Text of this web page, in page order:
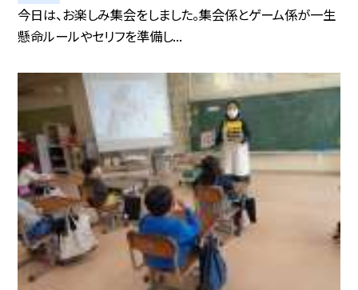
今日は、お楽しみ集会をしました。集会係とゲーム係が一生
懸命ルールやセリフを準備し...